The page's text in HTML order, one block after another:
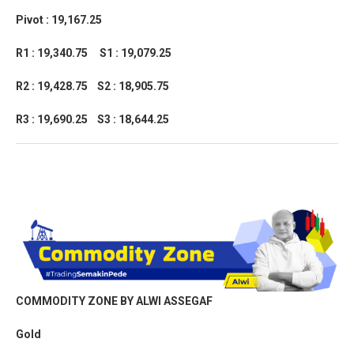
Pivot : 19,167.25
R1 : 19,340.75 S1 : 19,079.25
R2 : 19,428.75 S2 : 18,905.75
R3 : 19,690.25 S3 : 18,644.25
COMMODITY ZONE BY ALWI ASSEGAF
Gold